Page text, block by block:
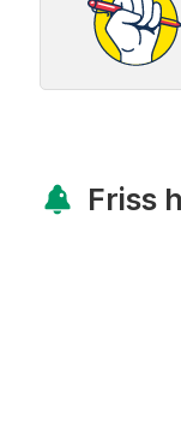
Friss